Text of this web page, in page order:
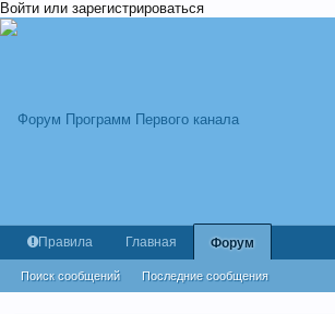
Войти или зарегистрироваться
Правила Главная Форум
Поиск сообщений Последние сообщения